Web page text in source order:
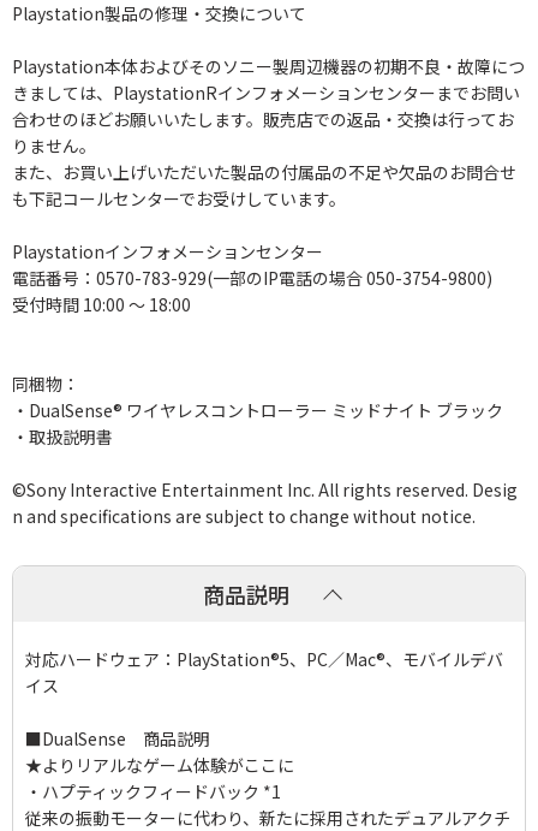
Playstation製品の修理・交換について
Playstation本体およびそのソニー製周辺機器の初期不良・故障につ
きましては、PlaystationRインフォメーションセンターまでお問い
合わせのほどお願いいたします。販売店での返品・交換は行ってお
りません。
また、お買い上げいただいた製品の付属品の不足や欠品のお問合せ
も下記コールセンターでお受けしています。
Playstationインフォメーションセンター
電話番号：0570-783-929(一部のIP電話の場合 050-3754-9800)
受付時間 10:00 ～ 18:00
同梱物：
・DualSense® ワイヤレスコントローラー ミッドナイト ブラック
・取扱説明書
©Sony Interactive Entertainment Inc. All rights reserved. Desig
n and specifications are subject to change without notice.
商品説明
対応ハードウェア：PlayStation®5、PC／Mac®、モバイルデバ
イス
■DualSense 商品説明
★よりリアルなゲーム体験がここに
・ハプティックフィードバック *1
従来の振動モーターに代わり、新たに採用されたデュアルアクチ